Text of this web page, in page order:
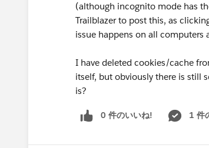
(although incognito mode has
Trailblazer to post this, as
issue happens on all computers
I have deleted cookies/cache
itself, but obviously there is still
is?
0 件のいいね! 1 件